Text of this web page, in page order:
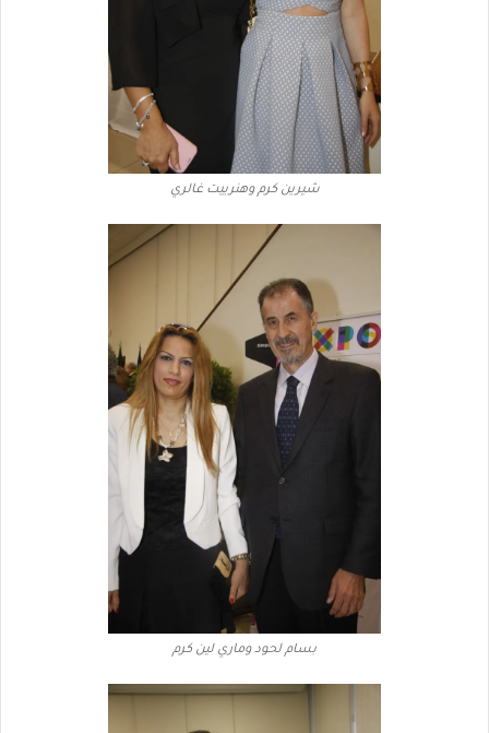
شيرين كرم وهنرييت غالري
بسام لحود وماري لين كرم